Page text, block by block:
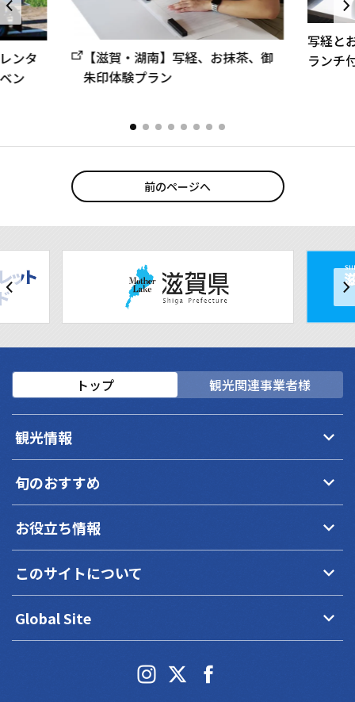
ンタ
ン
【滋賀・湖南】写経、お抹茶、御
朱印体験プラン
写経と
ランチ
前のページへ
トップ 観光関連事業者様
観光情報 keyboard_arrow_down
旬のおすすめ keyboard_arrow_down
お役立ち情報 keyboard_arrow_down
このサイトについて keyboard_arrow_down
Global Site keyboard_arrow_down